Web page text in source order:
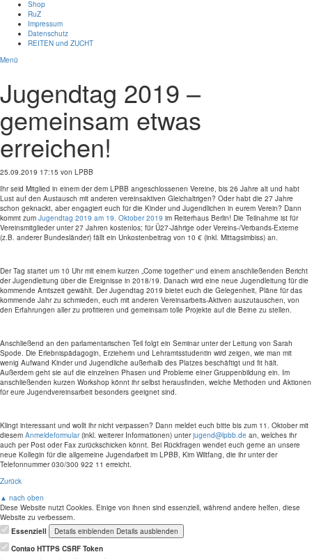
Shop
RuZ
Impressum
Datenschutz
REITEN und ZUCHT
Menü
Jugendtag 2019 –
gemeinsam etwas
erreichen!
25.09.2019 17:15 von LPBB
Ihr seid Mitglied in einem der dem LPBB angeschlossenen Vereine, bis 26 Jahre alt und habt
Lust auf den Austausch mit anderen vereinsaktiven Gleichaltrigen? Oder habt die 27 Jahre
schon geknackt, aber engagiert euch für die Kinder und Jugendlichen in eurem Verein? Dann
kommt zum Jugendtag 2019 am 19. Oktober 2019 im Reiterhaus Berlin! Die Teilnahme ist für
Vereinsmitglieder unter 27 Jahren kostenlos; für Ü27-Jährige oder Vereins-/Verbands-Externe
(z.B. anderer Bundesländer) fällt ein Unkostenbeitrag von 10 € (inkl. Mittagsimbiss) an.
Der Tag startet um 10 Uhr mit einem kurzen „Come together“ und einem anschließenden Bericht
der Jugendleitung über die Ereignisse in 2018/19. Danach wird eine neue Jugendleitung für die
kommende Amtszeit gewählt. Der Jugendtag 2019 bietet euch die Gelegenheit, Pläne für das
kommende Jahr zu schmieden, euch mit anderen Vereinsarbeits-Aktiven auszutauschen, von
den Erfahrungen aller zu profitieren und gemeinsam tolle Projekte auf die Beine zu stellen.
Anschließend an den parlamentarischen Teil folgt ein Seminar unter der Leitung von Sarah
Spode. Die Erlebnispädagogin, Erzieherin und Lehramtsstudentin wird zeigen, wie man mit
wenig Aufwand Kinder und Jugendliche außerhalb des Platzes beschäftigt und fit hält.
Außerdem geht sie auf die einzelnen Phasen und Probleme einer Gruppenbildung ein. Im
anschließenden kurzen Workshop könnt ihr selbst herausfinden, welche Methoden und Aktionen
für eure Jugendvereinsarbeit besonders geeignet sind.
Klingt interessant und wollt ihr nicht verpassen? Dann meldet euch bitte bis zum 11. Oktober mit
diesem Anmeldeformular(inkl. weiterer Informationen) unterjugend@lpbb.de an, welches ihr
auch per Post oder Fax zurückschicken könnt. Bei Rückfragen wendet euch gerne an unsere
neue Kollegin für die allgemeine Jugendarbeit im LPBB, Kim Wiltfang, die ihr unter der
Telefonnummer 030/300 922 11 erreicht.
Zurück
▲ nach oben
Diese Website nutzt Cookies. Einige von ihnen sind essenziell, während andere helfen, diese
Website zu verbessern.
Essenziell
Details einblenden Details ausblenden
Contao HTTPS CSRF Token